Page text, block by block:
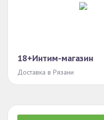
18+Интим-магазин
Доставка в Рязани